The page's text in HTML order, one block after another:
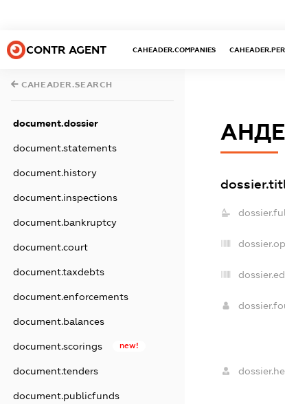
CONTR AGENT CAHEADER.COMPANIES
CAHEADER.SEARCH
document.dossier
document.statements
document.history
document.inspections
document.bankruptcy
document.court
document.taxdebts
document.enforcements
document.balances
document.scorings new!
document.tenders
document.publicfunds